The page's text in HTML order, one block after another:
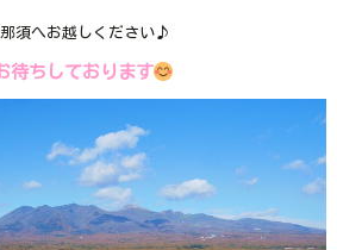
須へお越しください♪
待ちしております